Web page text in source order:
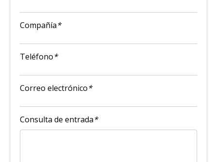
*
Compañía
*
Teléfono
*
Correo electrónico
*
Consulta de entrada